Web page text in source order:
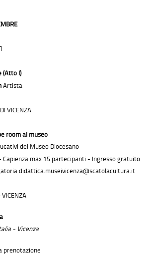
(Atto I)
Artista
VICENZA
room al museo
del Museo Diocesano
Capienza max 15 partecipanti - Ingresso gratuito
didattica.museivicenza@scatolacultura.it
VICENZA
- Vicenza
prenotazione